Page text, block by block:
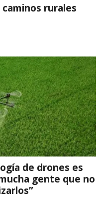
rurales
de drones es
gente que no